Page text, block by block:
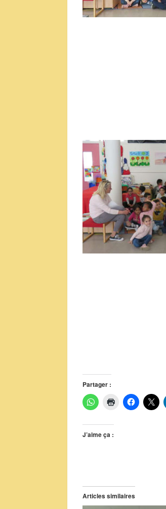
Partager :
J’aime ça :
Articles similaires